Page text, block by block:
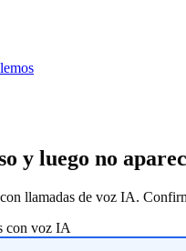
y luego no
llamadas de voz IA.
con voz IA